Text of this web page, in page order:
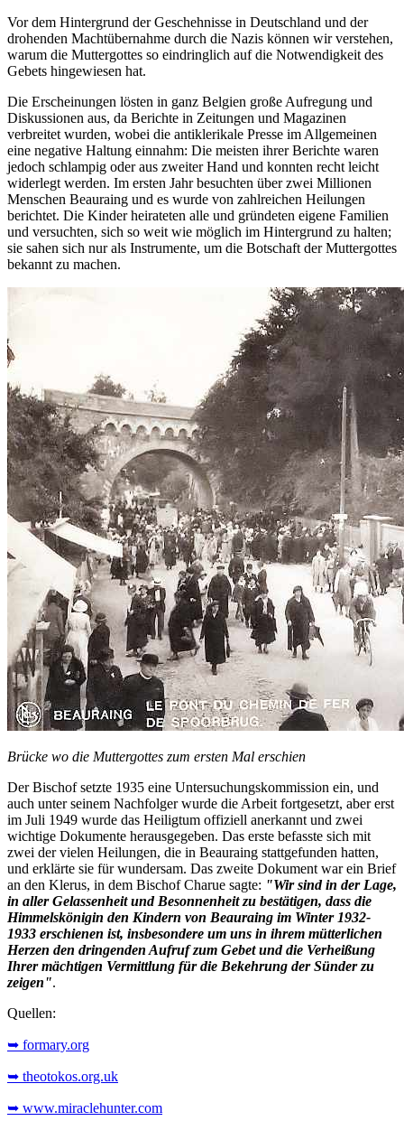
Vor dem Hintergrund der Geschehnisse in Deutschland und der
drohenden Machtübernahme durch die Nazis können wir verstehen,
warum die Muttergottes so eindringlich auf die Notwendigkeit des
Gebets hingewiesen hat.
Die Erscheinungen lösten in ganz Belgien große Aufregung und
Diskussionen aus, da Berichte in Zeitungen und Magazinen
verbreitet wurden, wobei die antiklerikale Presse im Allgemeinen
eine negative Haltung einnahm: Die meisten ihrer Berichte waren
jedoch schlampig oder aus zweiter Hand und konnten recht leicht
widerlegt werden. Im ersten Jahr besuchten über zwei Millionen
Menschen Beauraing und es wurde von zahlreichen Heilungen
berichtet. Die Kinder heirateten alle und gründeten eigene Familien
und versuchten, sich so weit wie möglich im Hintergrund zu halten;
sie sahen sich nur als Instrumente, um die Botschaft der Muttergottes
bekannt zu machen.
Brücke wo die Muttergottes zum ersten Mal erschien
Der Bischof setzte 1935 eine Untersuchungskommission ein, und
auch unter seinem Nachfolger wurde die Arbeit fortgesetzt, aber erst
im Juli 1949 wurde das Heiligtum offiziell anerkannt und zwei
wichtige Dokumente herausgegeben. Das erste befasste sich mit
zwei der vielen Heilungen, die in Beauraing stattgefunden hatten,
und erklärte sie für wundersam. Das zweite Dokument war ein Brief
an den Klerus, in dem Bischof Charue sagte: "Wir sind in der Lage,
in aller Gelassenheit und Besonnenheit zu bestätigen, dass die
Himmelskönigin den Kindern von Beauraing im Winter 1932-
1933 erschienen ist, insbesondere um uns in ihrem mütterlichen
Herzen den dringenden Aufruf zum Gebet und die Verheißung
Ihrer mächtigen Vermittlung für die Bekehrung der Sünder zu
zeigen".
Quellen:
➥ formary.org
➥ theotokos.org.uk
➥ www.miraclehunter.com